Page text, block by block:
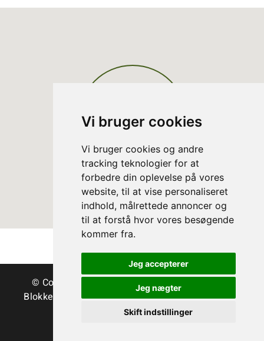
Vi bruger cookies
Vi bruger cookies og andre
tracking teknologier for at
forbedre din oplevelse på vores
website, til at vise personaliseret
indhold, målrettede annoncer og
til at forstå hvor vores besøgende
kommer fra.
Jeg accepterer
Jeg nægter
Skift indstillinger
© Copyright Danske Juletræer - Træer & grønt
Blokken 15 | DK-3460 Birkerød | Tlf.:45 35 24 12|
info@christmastree.dk